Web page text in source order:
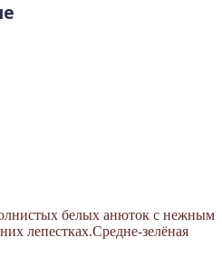
белых анюток с нежным
лепестках.Средне-зелёная